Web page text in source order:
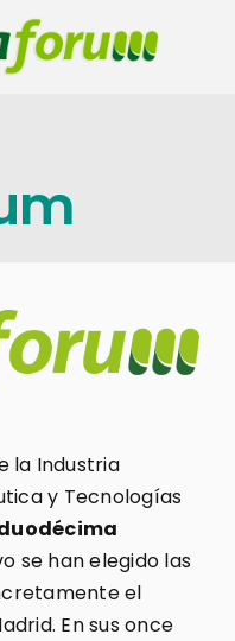
la Industria
y Tecnologías
se han elegido las
el
En sus once